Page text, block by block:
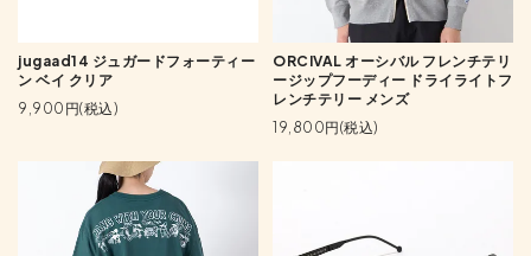
jugaad14 ジュガードフォーティー
ン ベイ クリア
9,900円(税込)
ORCIVAL オーシバル フレンチテリ
ージップフーディー ドライライトフ
レンチテリー メンズ
19,800円(税込)